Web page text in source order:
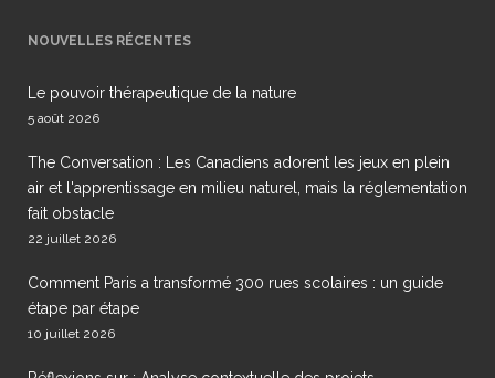
NOUVELLES RÉCENTES
Le pouvoir thérapeutique de la nature
5 août 2026
The Conversation : Les Canadiens adorent les jeux en plein
air et l'apprentissage en milieu naturel, mais la réglementation
fait obstacle
22 juillet 2026
Comment Paris a transformé 300 rues scolaires : un guide
étape par étape
10 juillet 2026